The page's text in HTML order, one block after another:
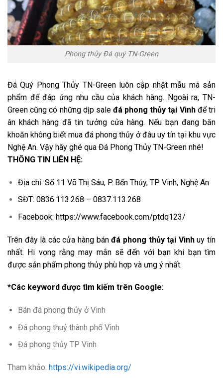
Phong thủy Đá quý TN-Green
Đá Quý Phong Thủy TN-Green luôn cập nhật mẫu mã sản
phẩm để đáp ứng nhu cầu của khách hàng. Ngoài ra, TN-
Green cũng có những dịp sale đá phong thủy tại Vinh để tri
ân khách hàng đã tin tưởng cửa hàng. Nếu bạn đang băn
khoăn không biết mua đá phong thủy ở đâu uy tín tại khu vực
Nghệ An. Vậy hãy ghé qua Đá Phong Thủy TN-Green nhé!
THÔNG TIN LIÊN HỆ:
Địa chỉ: Số 11 Võ Thị Sáu, P. Bến Thủy, TP. Vinh, Nghệ An
SĐT: 0836.113.268 – 0837.113.268
Facebook: https://www.facebook.com/ptdq123/
Trên đây là các cửa hàng bánđá phong thủy tại Vinhuy tín
nhất. Hi vọng rằng may mắn sẽ đến với bạn khi bạn tìm
được sản phẩm phong thủy phù hợp và ưng ý nhất.
*Các keyword được tìm kiếm trên Google:
Bán đá phong thủy ở Vinh
Đá phong thuỷ thành phố Vinh
Đá phong thủy TP Vinh
Tham khảo: https://vi.wikipedia.org/